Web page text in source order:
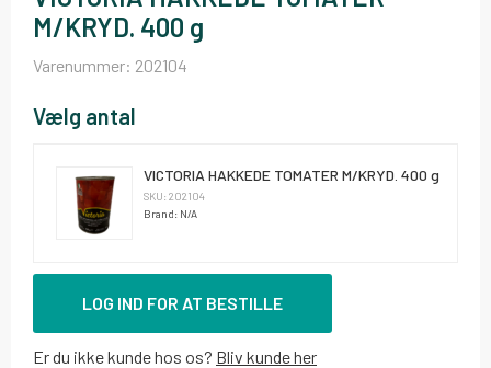
M/KRYD. 400 g
Varenummer: 202104
Vælg antal
VICTORIA HAKKEDE TOMATER M/KRYD. 400 g
SKU: 202104
Brand: N/A
LOG IND FOR AT BESTILLE
Er du ikke kunde hos os? Bliv kunde her